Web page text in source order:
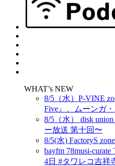
WHAT’s NEW
8/5（水）P-VINE
Five』、ムーンガ・
8/5（水） disk
ー放送 第十回〜
8/5(水) FactoryS
bayfm 78musi-
4日 #タワレコ吉祥